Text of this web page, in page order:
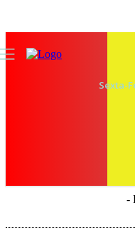
Sexta-
-